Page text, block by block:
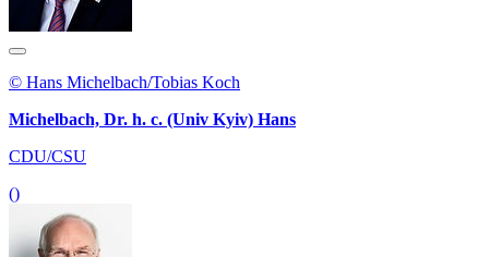
© Hans Michelbach/Tobias Koch
Michelbach, Dr. h. c. (Univ Kyiv) Hans
CDU/CSU
()